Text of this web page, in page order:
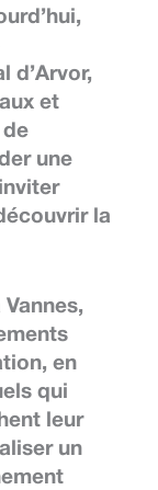
d’Arvor,
et
une
la
en
qui
leur
un